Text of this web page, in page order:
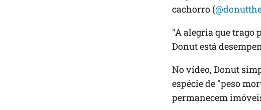
cachorro (
"A alegria que trago
Donut está
No vídeo, Donut
espécie de "peso
permanecem